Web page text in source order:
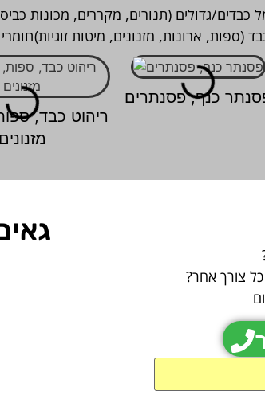
כבדים/גדולים (תנורים, מקררים, מכונות
(ספות, ארונות, מזנונים, מיטות זוגיות)חומרי
ריהוט כבד,
מזנונים
כנף, פסנתרים
צורך אחר?